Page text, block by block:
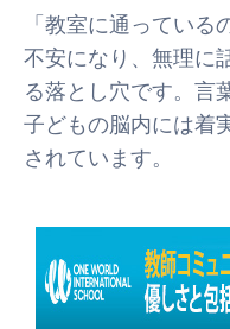
「教室に通っている
不安になり、無理に
る落とし穴です。言
子どもの脳内には着
されています。